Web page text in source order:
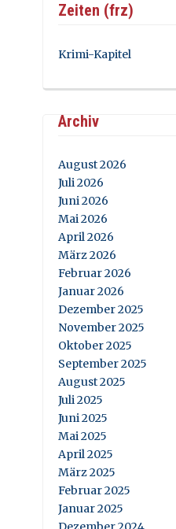
Zeiten (frz)
Krimi-Kapitel
Archiv
August 2026
Juli 2026
Juni 2026
Mai 2026
April 2026
März 2026
Februar 2026
Januar 2026
Dezember 2025
November 2025
Oktober 2025
September 2025
August 2025
Juli 2025
Juni 2025
Mai 2025
April 2025
März 2025
Februar 2025
Januar 2025